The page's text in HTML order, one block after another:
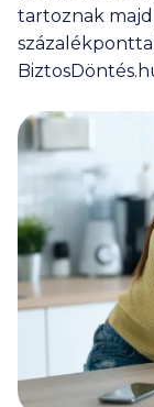
tartoznak